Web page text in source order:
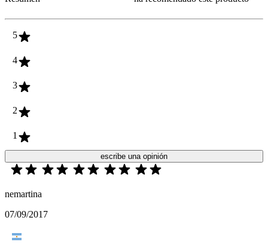
5
4
3
2
1
escribe una opinión
nemartina
07/09/2017